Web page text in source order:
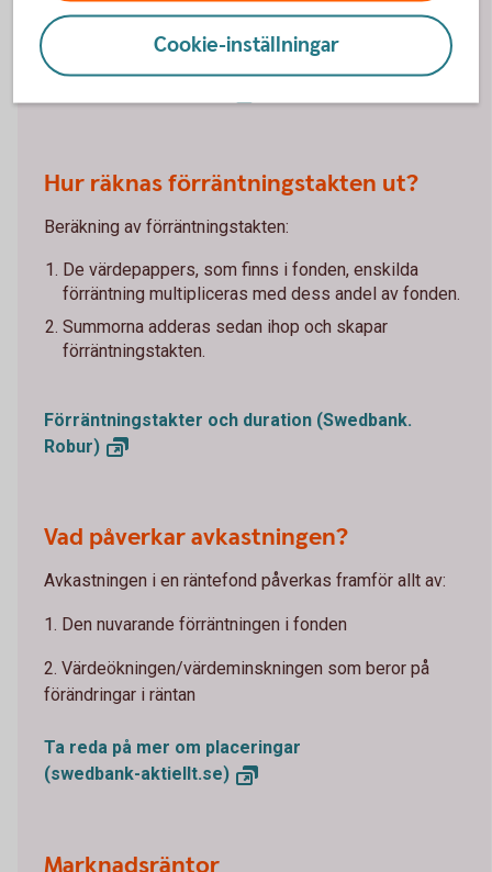
avgifter redan dragna.
Förräntningstakten är på tapeten
Hur räknas förräntningstakten ut?
Beräkning av förräntningstakten:
De värdepappers, som finns i fonden, enskilda
förräntning multipliceras med dess andel av fonden.
Summorna adderas sedan ihop och skapar
förräntningstakten.
Förräntningstakter och duration (Swedbank.
Robur)
Vad påverkar avkastningen?
Avkastningen i en räntefond påverkas framför allt av:
1. Den nuvarande förräntningen i fonden
2. Värdeökningen/värdeminskningen som beror på
förändringar i räntan
Ta reda på mer om placeringar
(swedbank-aktiellt.se)
Cookie-inställningar